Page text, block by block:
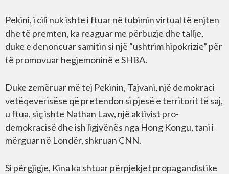
Pekini, i cili nuk ishte i ftuar në tubimin virtual të enjten
dhe të premten, ka reaguar me përbuzje dhe tallje,
duke e denoncuar samitin si një “ushtrim hipokrizie” për
të promovuar hegjemoninë e SHBA.
Duke zemëruar më tej Pekinin, Tajvani, një demokraci
vetëqeverisëse që pretendon si pjesë e territorit të saj,
u ftua, siç ishte Nathan Law, një aktivist pro-
demokracisë dhe ish ligjvënës nga Hong Kongu, tani i
mërguar në Londër, shkruan CNN.
Si përgjigje, Kina ka shtuar përpjekjet propagandistike